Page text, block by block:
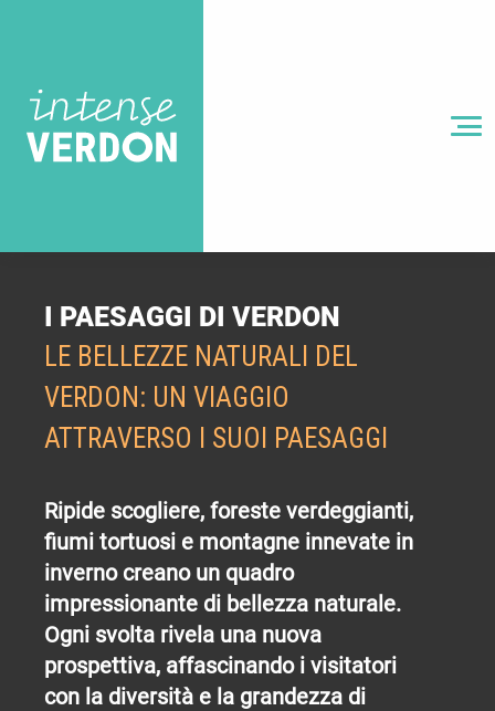
principal
I PAESAGGI DI VERDON
LE BELLEZZE NATURALI DEL
VERDON: UN VIAGGIO
ATTRAVERSO I SUOI PAESAGGI
Ripide scogliere, foreste verdeggianti,
fiumi tortuosi e montagne innevate in
inverno creano un quadro
impressionante di bellezza naturale.
Ogni svolta rivela una nuova
prospettiva, affascinando i visitatori
con la diversità e la grandezza di